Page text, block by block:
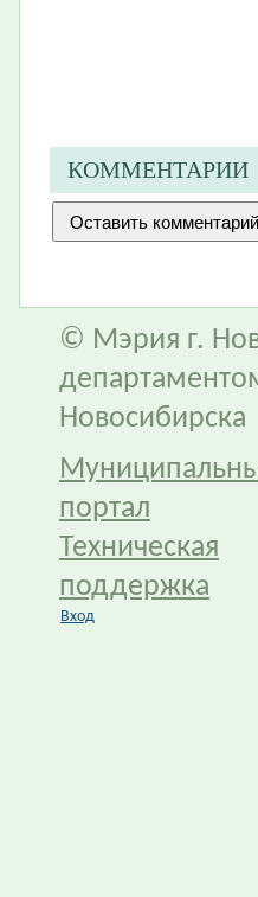
КОММЕНТАРИИ
© Мэрия г.
Новосибирска
портал
Техническая
поддержка
Вход